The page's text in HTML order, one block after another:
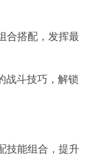
合搭配，发挥最
战斗技巧，解锁
技能组合，提升